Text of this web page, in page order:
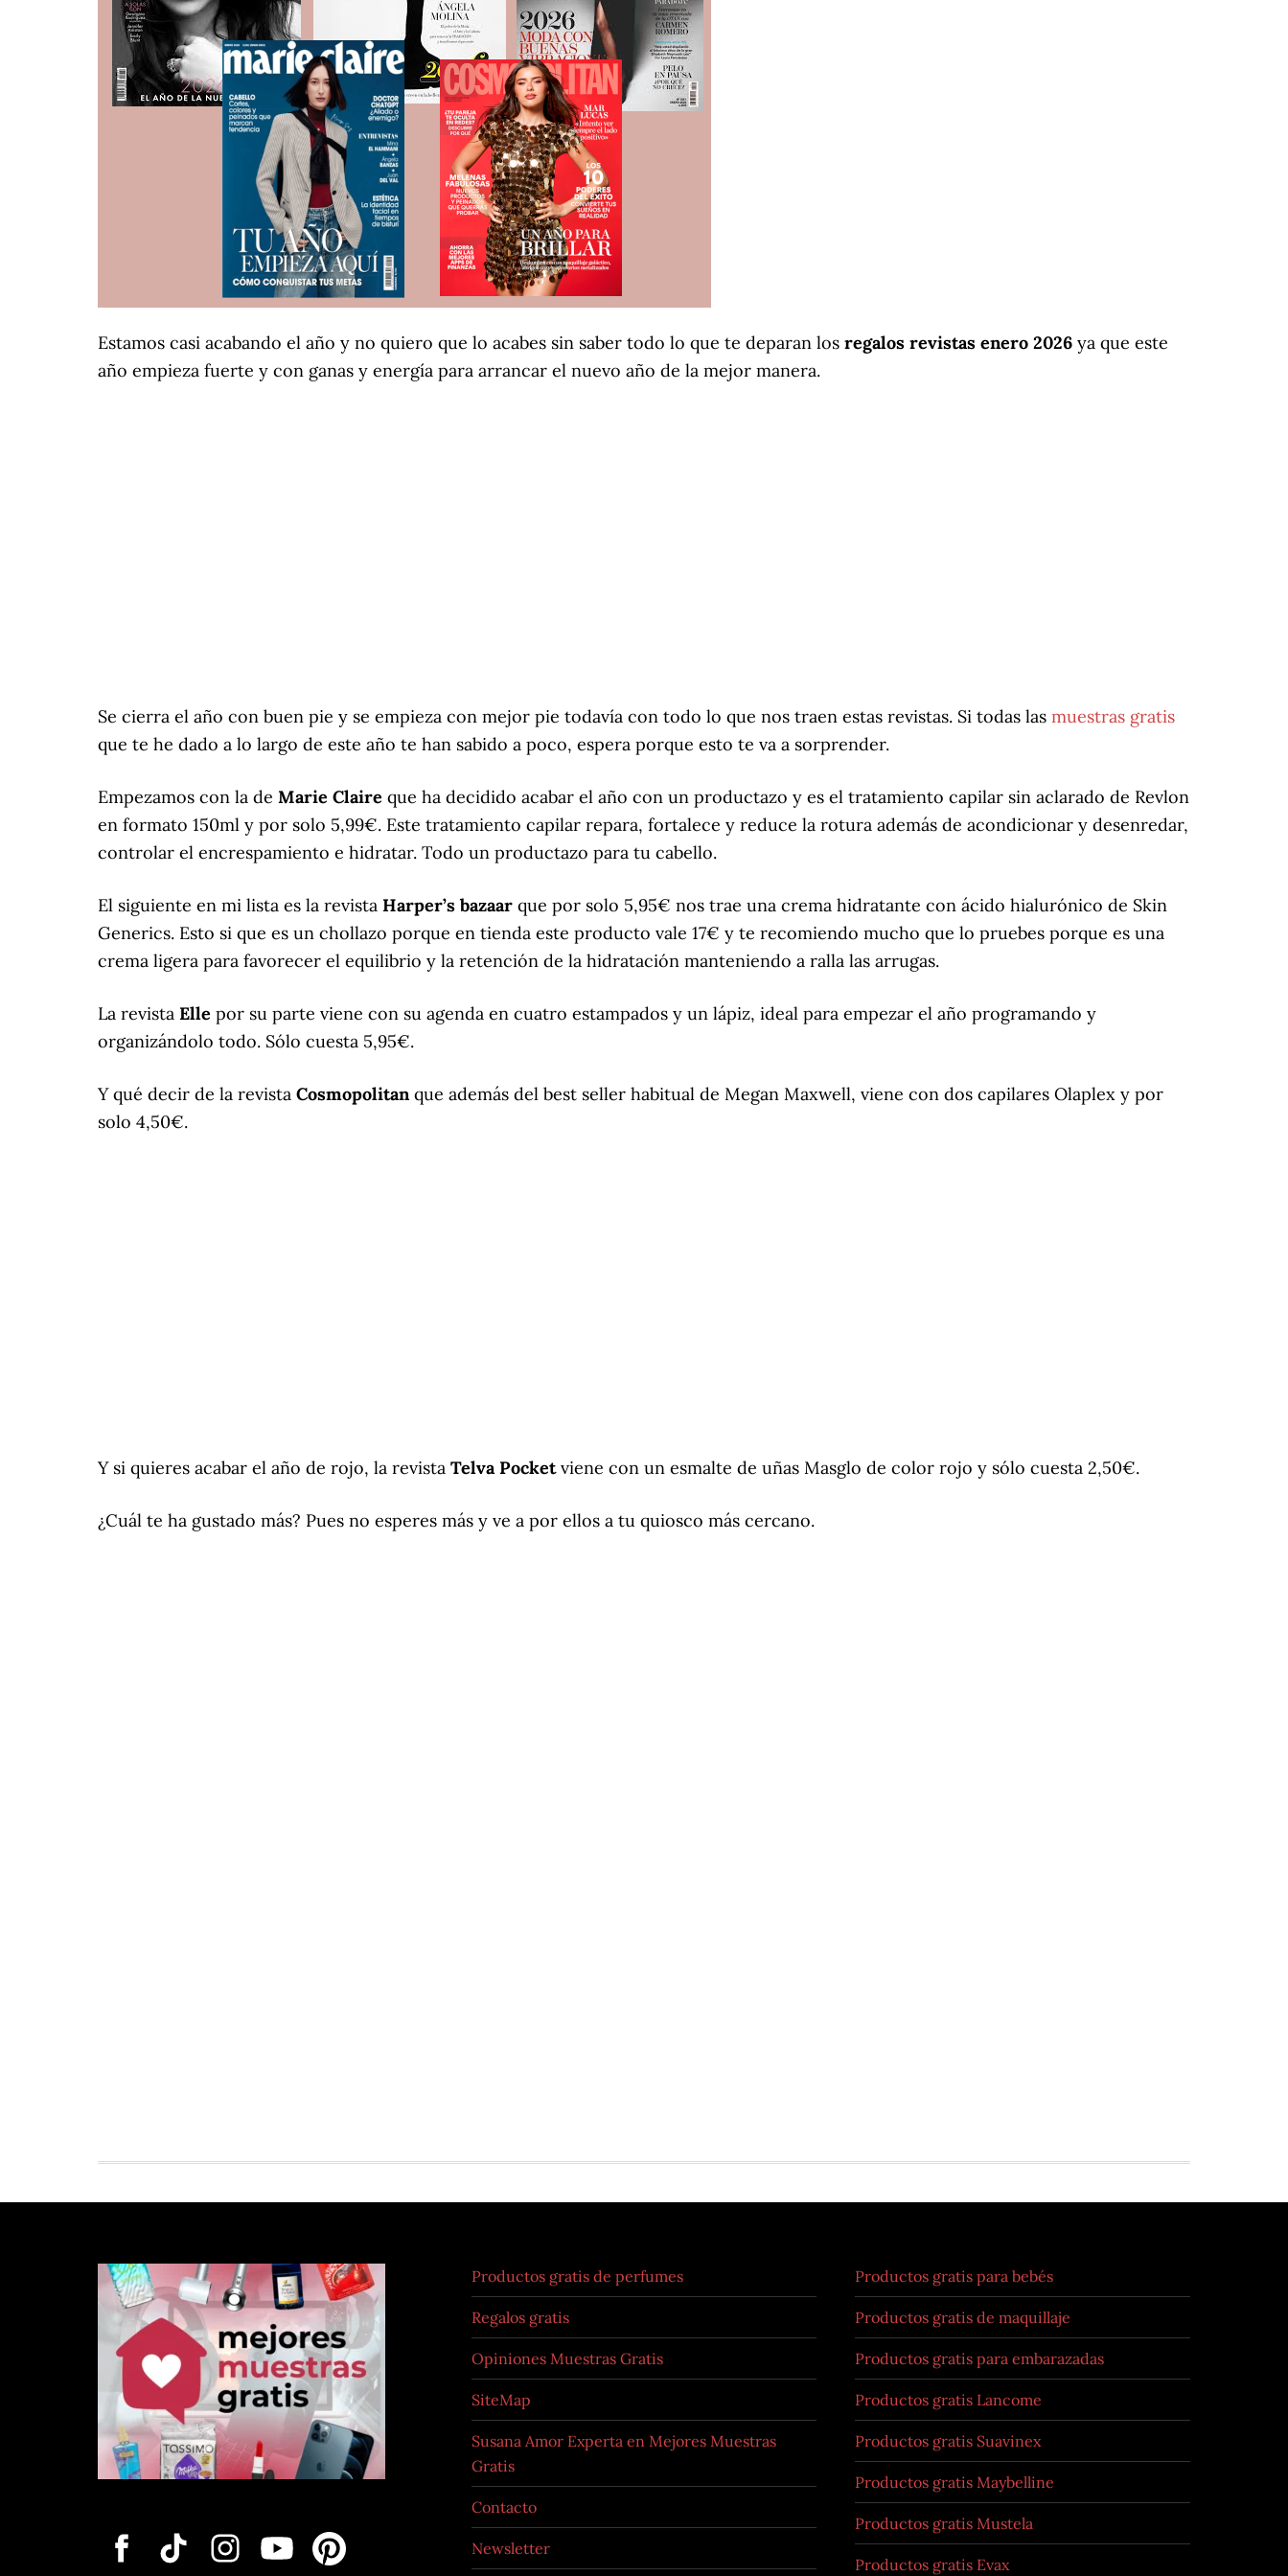
Estamos casi acabando el año y no quiero que lo acabes sin saber todo lo que te deparan los regalos revistas enero 2026 ya que este
año empieza fuerte y con ganas y energía para arrancar el nuevo año de la mejor manera.
Se cierra el año con buen pie y se empieza con mejor pie todavía con todo lo que nos traen estas revistas. Si todas las muestras gratis
que te he dado a lo largo de este año te han sabido a poco, espera porque esto te va a sorprender.
Empezamos con la de Marie Claire que ha decidido acabar el año con un productazo y es el tratamiento capilar sin aclarado de Revlon
en formato 150ml y por solo 5,99€. Este tratamiento capilar repara, fortalece y reduce la rotura además de acondicionar y desenredar,
controlar el encrespamiento e hidratar. Todo un productazo para tu cabello.
El siguiente en mi lista es la revista Harper’s bazaar que por solo 5,95€ nos trae una crema hidratante con ácido hialurónico de Skin
Generics. Esto si que es un chollazo porque en tienda este producto vale 17€ y te recomiendo mucho que lo pruebes porque es una
crema ligera para favorecer el equilibrio y la retención de la hidratación manteniendo a ralla las arrugas.
La revista Elle por su parte viene con su agenda en cuatro estampados y un lápiz, ideal para empezar el año programando y
organizándolo todo. Sólo cuesta 5,95€.
Y qué decir de la revista Cosmopolitan que además del best seller habitual de Megan Maxwell, viene con dos capilares Olaplex y por
solo 4,50€.
Y si quieres acabar el año de rojo, la revista Telva Pocketviene con un esmalte de uñas Masglo de color rojo y sólo cuesta 2,50€.
¿Cuál te ha gustado más? Pues no esperes más y ve a por ellos a tu quiosco más cercano.
Productos gratis de perfumes
Regalos gratis
Opiniones Muestras Gratis
SiteMap
Susana Amor Experta en Mejores Muestras
Gratis
Contacto
Newsletter
Productos gratis para bebés
Productos gratis de maquillaje
Productos gratis para embarazadas
Productos gratis Lancome
Productos gratis Suavinex
Productos gratis Maybelline
Productos gratis Mustela
Productos gratis Evax